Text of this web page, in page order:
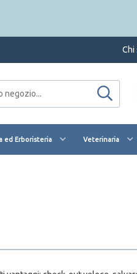
Chi
ed Erboristeria Veterinaria